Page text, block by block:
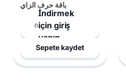
باقة حرف الزاي
İndirmek
için giriş
yapın
Sepete kaydet